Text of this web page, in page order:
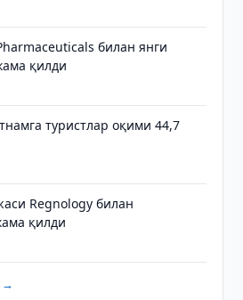
билан янги
қилди
туристлар оқими 44,7
Regnology билан
қилди
→